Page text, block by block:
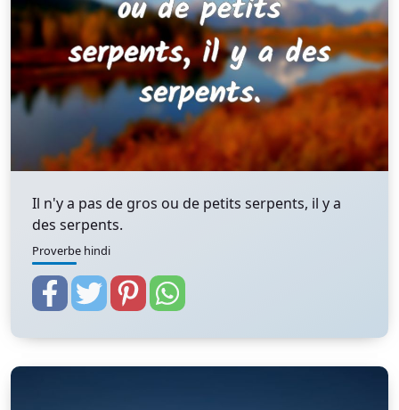
Il n'y a pas de gros ou de petits serpents, il y a
des serpents.
Proverbe hindi